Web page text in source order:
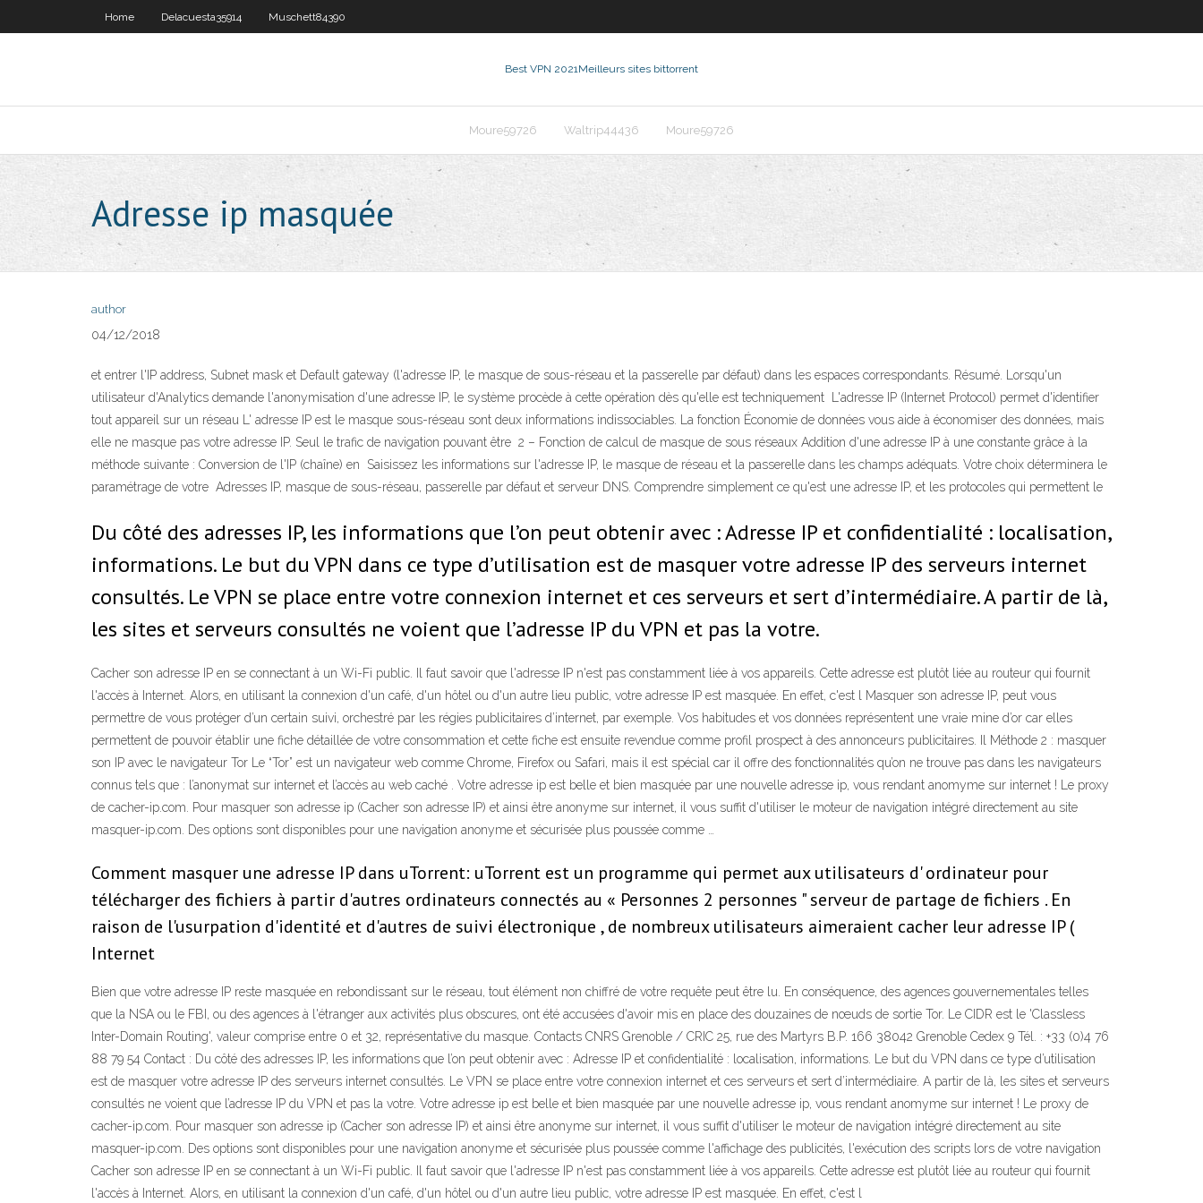
Home Delacuesta35914 Muschett84390
Best VPN 2021Meilleurs sites bittorrent
Moure59726 Waltrip44436 Moure59726
Adresse ip masquée
author
04/12/2018
et entrer l'IP address, Subnet mask et Default gateway (l'adresse IP, le masque de sous-réseau et la passerelle par défaut) dans les espaces correspondants. Résumé. Lorsqu'un
utilisateur d'Analytics demande l'anonymisation d'une adresse IP, le système procède à cette opération dès qu'elle est techniquement L'adresse IP (Internet Protocol) permet d'identifier
tout appareil sur un réseau L' adresse IP est le masque sous-réseau sont deux informations indissociables. La fonction Économie de données vous aide à économiser des données, mais
elle ne masque pas votre adresse IP. Seul le trafic de navigation pouvant être 2 – Fonction de calcul de masque de sous réseaux Addition d'une adresse IP à une constante grâce à la
méthode suivante : Conversion de l'IP (chaîne) en Saisissez les informations sur l'adresse IP, le masque de réseau et la passerelle dans les champs adéquats. Votre choix déterminera le
paramétrage de votre Adresses IP, masque de sous-réseau, passerelle par défaut et serveur DNS. Comprendre simplement ce qu'est une adresse IP, et les protocoles qui permettent le
Du côté des adresses IP, les informations que l’on peut obtenir avec : Adresse IP et confidentialité : localisation,
informations. Le but du VPN dans ce type d’utilisation est de masquer votre adresse IP des serveurs internet
consultés. Le VPN se place entre votre connexion internet et ces serveurs et sert d’intermédiaire. A partir de là,
les sites et serveurs consultés ne voient que l’adresse IP du VPN et pas la votre.
Cacher son adresse IP en se connectant à un Wi-Fi public. Il faut savoir que l'adresse IP n'est pas constamment liée à vos appareils. Cette adresse est plutôt liée au routeur qui fournit
l'accès à Internet. Alors, en utilisant la connexion d'un café, d'un hôtel ou d'un autre lieu public, votre adresse IP est masquée. En effet, c'est l Masquer son adresse IP, peut vous
permettre de vous protéger d’un certain suivi, orchestré par les régies publicitaires d’internet, par exemple. Vos habitudes et vos données représentent une vraie mine d’or car elles
permettent de pouvoir établir une fiche détaillée de votre consommation et cette fiche est ensuite revendue comme profil prospect à des annonceurs publicitaires. Il Méthode 2 : masquer
son IP avec le navigateur Tor Le “Tor” est un navigateur web comme Chrome, Firefox ou Safari, mais il est spécial car il offre des fonctionnalités qu’on ne trouve pas dans les navigateurs
connus tels que : l’anonymat sur internet et l’accès au web caché . Votre adresse ip est belle et bien masquée par une nouvelle adresse ip, vous rendant anomyme sur internet ! Le proxy
de cacher-ip.com. Pour masquer son adresse ip (Cacher son adresse IP) et ainsi être anonyme sur internet, il vous suffit d'utiliser le moteur de navigation intégré directement au site
masquer-ip.com. Des options sont disponibles pour une navigation anonyme et sécurisée plus poussée comme …
Comment masquer une adresse IP dans uTorrent: uTorrent est un programme qui permet aux utilisateurs d' ordinateur pour
télécharger des fichiers à partir d'autres ordinateurs connectés au « Personnes 2 personnes " serveur de partage de fichiers . En
raison de l'usurpation d'identité et d'autres de suivi électronique , de nombreux utilisateurs aimeraient cacher leur adresse IP (
Internet
Bien que votre adresse IP reste masquée en rebondissant sur le réseau, tout élément non chiffré de votre requête peut être lu. En conséquence, des agences gouvernementales telles
que la NSA ou le FBI, ou des agences à l'étranger aux activités plus obscures, ont été accusées d'avoir mis en place des douzaines de nœuds de sortie Tor. Le CIDR est le 'Classless
Inter-Domain Routing', valeur comprise entre 0 et 32, représentative du masque. Contacts CNRS Grenoble / CRIC 25, rue des Martyrs B.P. 166 38042 Grenoble Cedex 9 Tél. : +33 (0)4 76
88 79 54 Contact : Du côté des adresses IP, les informations que l’on peut obtenir avec : Adresse IP et confidentialité : localisation, informations. Le but du VPN dans ce type d’utilisation
est de masquer votre adresse IP des serveurs internet consultés. Le VPN se place entre votre connexion internet et ces serveurs et sert d’intermédiaire. A partir de là, les sites et serveurs
consultés ne voient que l’adresse IP du VPN et pas la votre. Votre adresse ip est belle et bien masquée par une nouvelle adresse ip, vous rendant anomyme sur internet ! Le proxy de
cacher-ip.com. Pour masquer son adresse ip (Cacher son adresse IP) et ainsi être anonyme sur internet, il vous suffit d'utiliser le moteur de navigation intégré directement au site
masquer-ip.com. Des options sont disponibles pour une navigation anonyme et sécurisée plus poussée comme l'affichage des publicités, l'exécution des scripts lors de votre navigation
Cacher son adresse IP en se connectant à un Wi-Fi public. Il faut savoir que l'adresse IP n'est pas constamment liée à vos appareils. Cette adresse est plutôt liée au routeur qui fournit
l'accès à Internet. Alors, en utilisant la connexion d'un café, d'un hôtel ou d'un autre lieu public, votre adresse IP est masquée. En effet, c'est l